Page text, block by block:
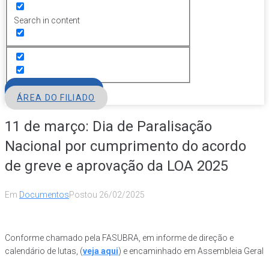
Search in content
ÁREA DO FILIADO
11 de março: Dia de Paralisação
Nacional por cumprimento do acordo
de greve e aprovação da LOA 2025
Em DocumentosPostou 26/02/2025
Conforme chamado pela FASUBRA, em informe de direção e
calendário de lutas, (veja aqui) e encaminhado em Assembleia Geral